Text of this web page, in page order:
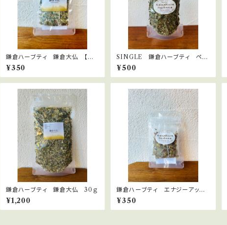
鎌倉ハーブティ 鎌倉大仏 【ティ
ーバッグ】1.5g×2bags
¥350
SINGLE 鎌倉ハーブティ ペパ
ーミント 15ｇ
¥500
鎌倉ハーブティ 鎌倉大仏 30ｇ
¥1,200
鎌倉ハーブティ エナジーアッ
プ 【ティーバッグ】２.０g×2bags
¥350